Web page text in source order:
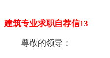
建筑专业求职自荐信13
尊敬的领导：